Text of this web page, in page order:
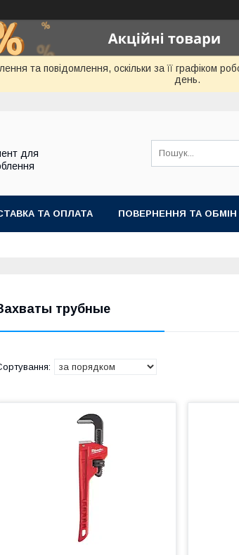
та повідомлення, оскільки за її графіком
день.
для
ТА ОПЛАТА ПОВЕРНЕННЯ ТА ОБМІН
трубные